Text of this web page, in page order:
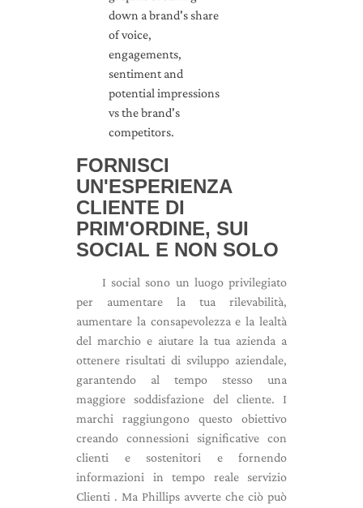
FORNISCI
UN'ESPERIENZA
CLIENTE DI
PRIM'ORDINE, SUI
SOCIAL E NON SOLO
I social sono un luogo privilegiato
per aumentare la tua rilevabilità,
aumentare la consapevolezza e la lealtà
del marchio e aiutare la tua azienda a
ottenere risultati di sviluppo aziendale,
garantendo al tempo stesso una
maggiore soddisfazione del cliente. I
marchi raggiungono questo obiettivo
creando connessioni significative con
clienti e sostenitori e fornendo
informazioni in tempo reale servizio
Clienti . Ma Phillips avverte che ciò può